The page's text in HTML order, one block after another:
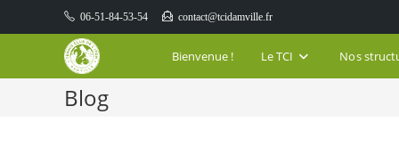
to
06-51-84-53-54 contact@tcidamville.fr
Bienvenue ! Le TCI Nos
Blog